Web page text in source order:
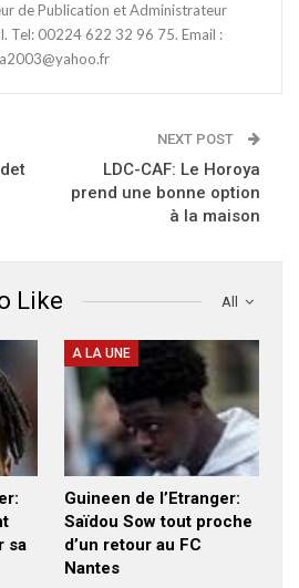
de Publication et Administrateur
Tel: 00224 622 32 96 75. Email :
NEXT POST
LDC-CAF: Le Horoya
prend une bonne option
à la maison
All
Like
sa
A LA UNE
Guineen de l’Etranger:
Saïdou Sow tout proche
d’un retour au FC
Nantes